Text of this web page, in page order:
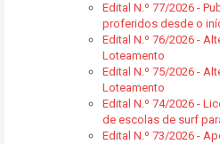
Edital N.º 77/2026 -
proferidos desde o
Edital N.º 76/2026 -
Loteamento
Edital N.º 75/2026 -
Loteamento
Edital N.º 74/2026 -
de escolas de surf
Edital N.º 73/2026 -